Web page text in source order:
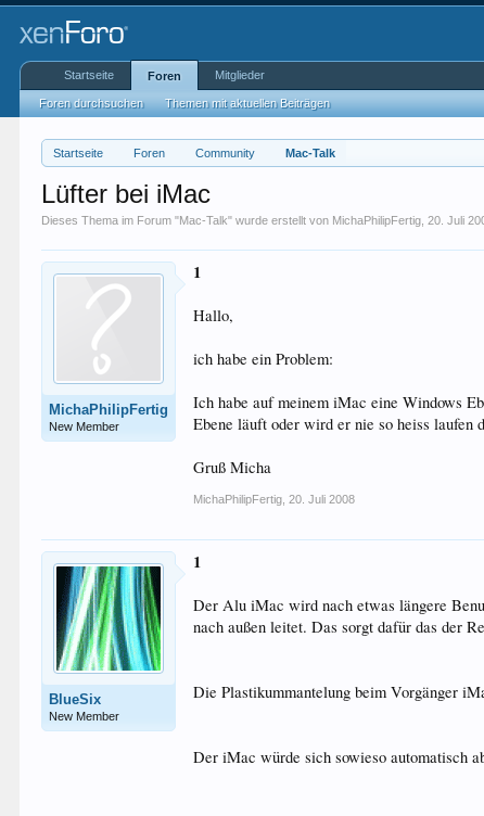
Startseite Foren Community Mac-Talk
Lüfter bei iMac
Dieses Thema im Forum "Mac-Talk" wurde erstellt von MichaPhilipFertig ,20. Juli
MichaPhilipFertig
New Member
1
Hallo,
ich habe ein Problem:
Ich habe auf meinem iMac eine Windows
Ebene läuft oder wird er nie so heiss laufen
Gruß Micha
MichaPhilipFertig 20. Juli 2008
BlueSix
New Member
1
Der Alu iMac wird nach etwas längere
nach außen leitet. Das sorgt dafür das der
Die Plastikummantelung beim Vorgänger
Der iMac würde sich sowieso automatisch
Startseite Foren
Foren durchsuchen Themen mit aktuellen Beiträgen
Mitglieder